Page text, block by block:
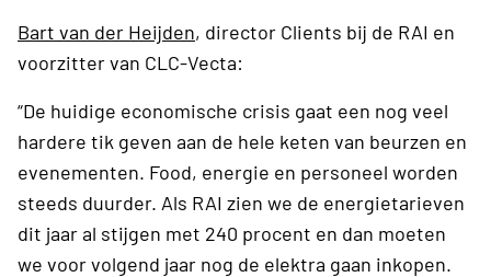
Bart van der Heijden, director Clients bij de RAI en
voorzitter van CLC-Vecta:
“De huidige economische crisis gaat een nog veel
hardere tik geven aan de hele keten van beurzen en
evenementen. Food, energie en personeel worden
steeds duurder. Als RAI zien we de energietarieven
dit jaar al stijgen met 240 procent en dan moeten
we voor volgend jaar nog de elektra gaan inkopen.